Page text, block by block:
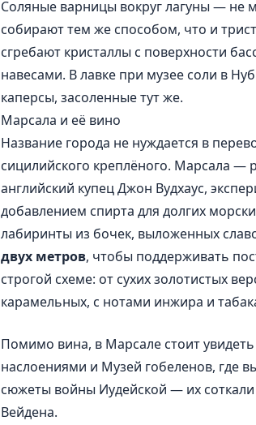
Соляные варницы вокруг лагуны — не
собирают тем же способом, что и
сгребают кристаллы с поверхности
навесами. В лавке при музее соли в
каперсы, засоленные тут же.
Марсала и её вино
Название города не нуждается в
сицилийского креплёного. Марсала —
английский купец Джон Вудхаус,
добавлением спирта для долгих
лабиринты из бочек, выложенных
двух метров, чтобы поддерживать
строгой схеме: от сухих золотистых
карамельных, с нотами инжира и
Помимо вина, в Марсале стоит
наслоениями и Музей гобеленов, где
сюжеты войны Иудейской — их
Вейдена.